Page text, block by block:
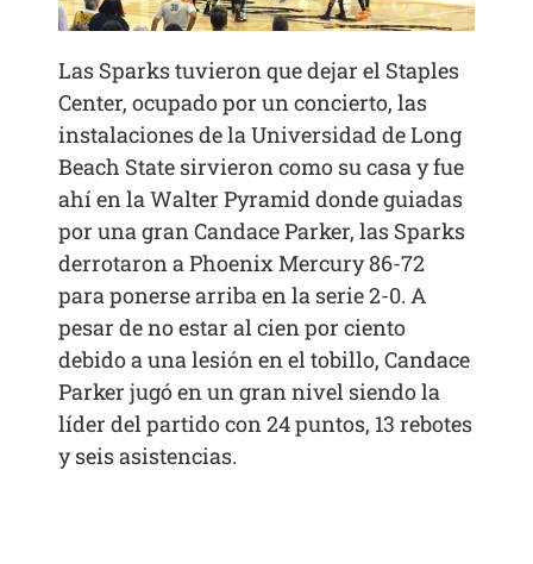
Las Sparks tuvieron que dejar el Staples
Center, ocupado por un concierto, las
instalaciones de la Universidad de Long
Beach State sirvieron como su casa y fue
ahí en la Walter Pyramid donde guiadas
por una gran Candace Parker, las Sparks
derrotaron a Phoenix Mercury 86-72
para ponerse arriba en la serie 2-0. A
pesar de no estar al cien por ciento
debido a una lesión en el tobillo, Candace
Parker jugó en un gran nivel siendo la
líder del partido con 24 puntos, 13 rebotes
y seis asistencias.